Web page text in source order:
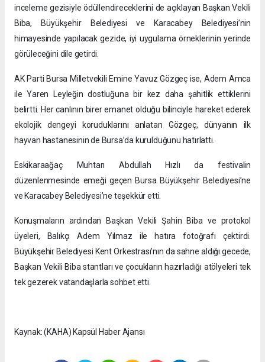
inceleme gezisiyle ödüllendireceklerini de açıklayan Başkan Vekili
Biba, Büyükşehir Belediyesi ve Karacabey Belediyesi’nin
himayesinde yapılacak gezide, iyi uygulama örneklerinin yerinde
görüleceğini dile getirdi.
AK Parti Bursa Milletvekili Emine Yavuz Gözgeç ise, Adem Amca
ile Yaren Leyleğin dostluğuna bir kez daha şahitlik ettiklerini
belirtti. Her canlının birer emanet olduğu bilinciyle hareket ederek
ekolojik dengeyi koruduklarını anlatan Gözgeç, dünyanın ilk
hayvan hastanesinin de Bursa’da kurulduğunu hatırlattı.
Eskikaraağaç Muhtarı Abdullah Hızlı da festivalin
düzenlenmesinde emeği geçen Bursa Büyükşehir Belediyesi’ne
ve Karacabey Belediyesi’ne teşekkür etti.
Konuşmaların ardından Başkan Vekili Şahin Biba ve protokol
üyeleri, Balıkçı Adem Yılmaz ile hatıra fotoğrafı çektirdi.
Büyükşehir Belediyesi Kent Orkestrası’nın da sahne aldığı gecede,
Başkan Vekili Biba stantları ve çocukların hazırladığı atölyeleri tek
tek gezerek vatandaşlarla sohbet etti.
Kaynak: (KAHA) Kapsül Haber Ajansı